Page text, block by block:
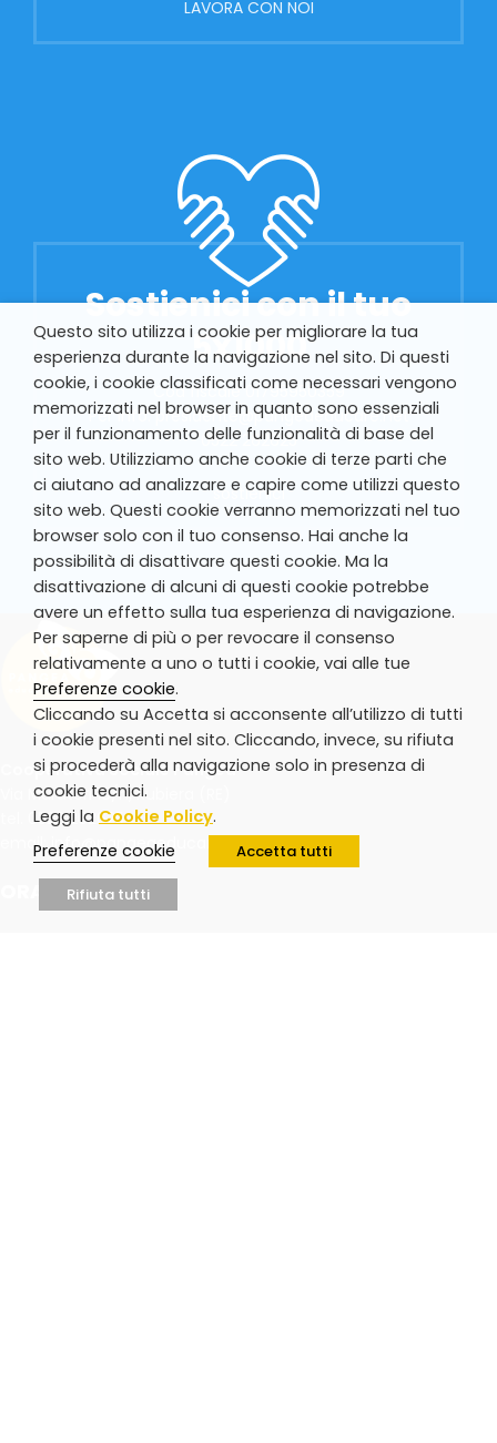
LAVORA CON NOI
Sostienici con il tuo
5x1000
Cod fiscale 01795950359
Per info: presidente@pangeaeducare.net
0522 262625
sostienici
Cooperativa Sociale Pangea
Via Muratori 18/n, Rubiera (RE)
tel. 0522 262625
email:info@pangeaeducare.net
ORARI UFFICIO
Questo sito utilizza i cookie per migliorare la tua
esperienza durante la navigazione nel sito. Di questi
cookie, i cookie classificati come necessari vengono
memorizzati nel browser in quanto sono essenziali
per il funzionamento delle funzionalità di base del
sito web. Utilizziamo anche cookie di terze parti che
ci aiutano ad analizzare e capire come utilizzi questo
sito web. Questi cookie verranno memorizzati nel tuo
browser solo con il tuo consenso. Hai anche la
possibilità di disattivare questi cookie. Ma la
disattivazione di alcuni di questi cookie potrebbe
avere un effetto sulla tua esperienza di navigazione.
Per saperne di più o per revocare il consenso
relativamente a uno o tutti i cookie, vai alle tue
Preferenze cookie.
Cliccando su Accetta si acconsente all’utilizzo di tutti
i cookie presenti nel sito. Cliccando, invece, su rifiuta
si procederà alla navigazione solo in presenza di
cookie tecnici.
Leggi la Cookie Policy.
Preferenze cookie
Accetta tutti
Rifiuta tutti